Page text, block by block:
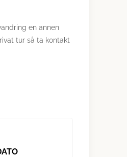
en annen
tur så ta kontakt